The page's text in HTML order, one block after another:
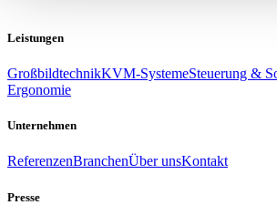
Leistungen
GroßbildtechnikKVM-SystemeSteuerung &
Ergonomie
Unternehmen
ReferenzenBranchenÜber unsKontakt
Presse